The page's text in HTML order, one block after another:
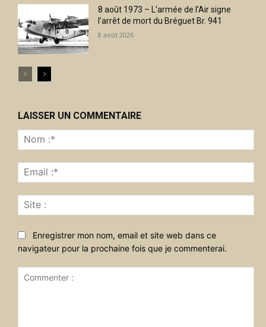
8 août 1973 – L’armée de l’Air signe
l’arrêt de mort du Bréguet Br. 941
8 août 2026
LAISSER UN COMMENTAIRE
:*
:*
:
Enregistrer mon nom, email et site web dans ce
navigateur pour la prochaine fois que je commenterai.